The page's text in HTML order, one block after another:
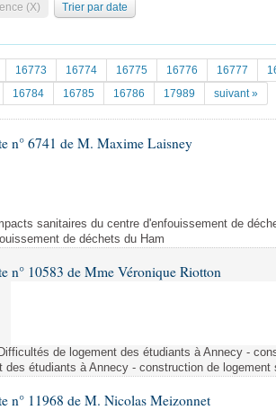
loi
des lois
des lois
sociale
et chiffres clés
référence
de l'Assemblée ... )
sites publics
de droit
(X) Trier par date
16773 16774 16775 16776 16777
16784 16785 16786 17989 suivant »
n° 6741 de M. Maxime Laisney
sanitaires du centre d'enfouissement de
de déchets du Ham
n° 10583 de Mme Véronique Riotton
de logement des étudiants à Annecy -
des étudiants à Annecy - construction de logement
n° 11968 de M. Nicolas Meizonnet